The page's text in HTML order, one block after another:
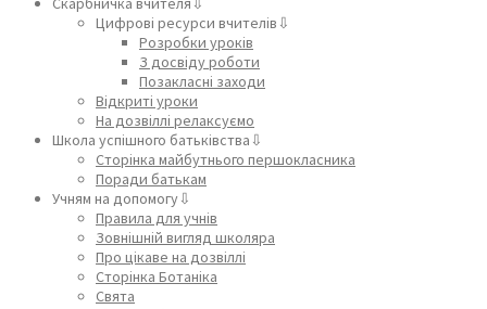
Цифрові ресурси вчителів⇩
Розробки уроків
З досвіду роботи
Позакласні заходи
Відкриті уроки
На дозвіллі релаксуємо
Школа успішного батьківства⇩
Сторінка майбутнього першокласника
Поради батькам
Учням на допомогу⇩
Правила для учнів
Зовнішній вигляд школяра
Про цікаве на дозвіллі
Сторінка Ботаніка
Свята